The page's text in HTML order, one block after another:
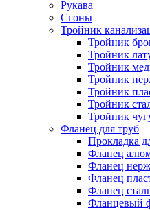
Рукава
Сгоны
Тройник
Тройник
Тройник
Тройник
Тройник
Тройник
Тройник
Тройник
Фланец для труб
Прокладка
Фланец
Фланец
Фланец
Фланец
Фланцевый